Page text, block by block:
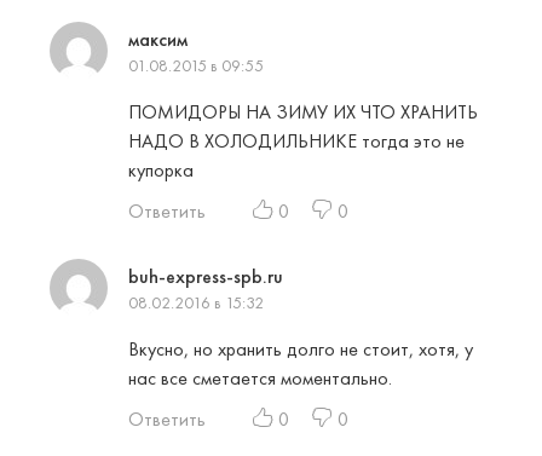
максим
01.08.2015 в 09:55
ПОМИДОРЫ НА ЗИМУ ИХ ЧТО ХРАНИТЬ
НАДО В ХОЛОДИЛЬНИКЕ тогда это не
купорка
Ответить
0 0
buh-express-spb.ru
08.02.2016 в 15:32
Вкусно, но хранить долго не стоит, хотя, у
нас все сметается моментально.
Ответить
0 0